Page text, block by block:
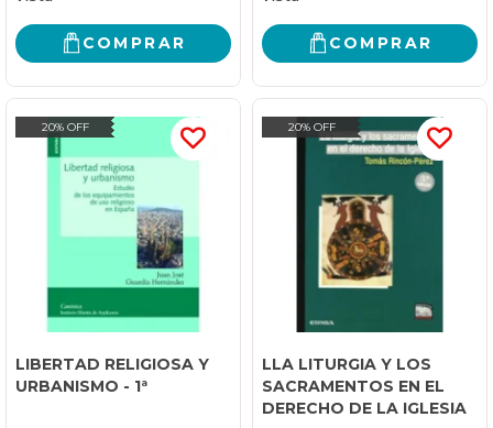
COMPRAR COMPRAR
20% OFF
LIBERTAD RELIGIOSA Y
URBANISMO - 1ª
20% OFF
LLA LITURGIA Y LOS
SACRAMENTOS EN EL
DERECHO DE LA IGLESIA